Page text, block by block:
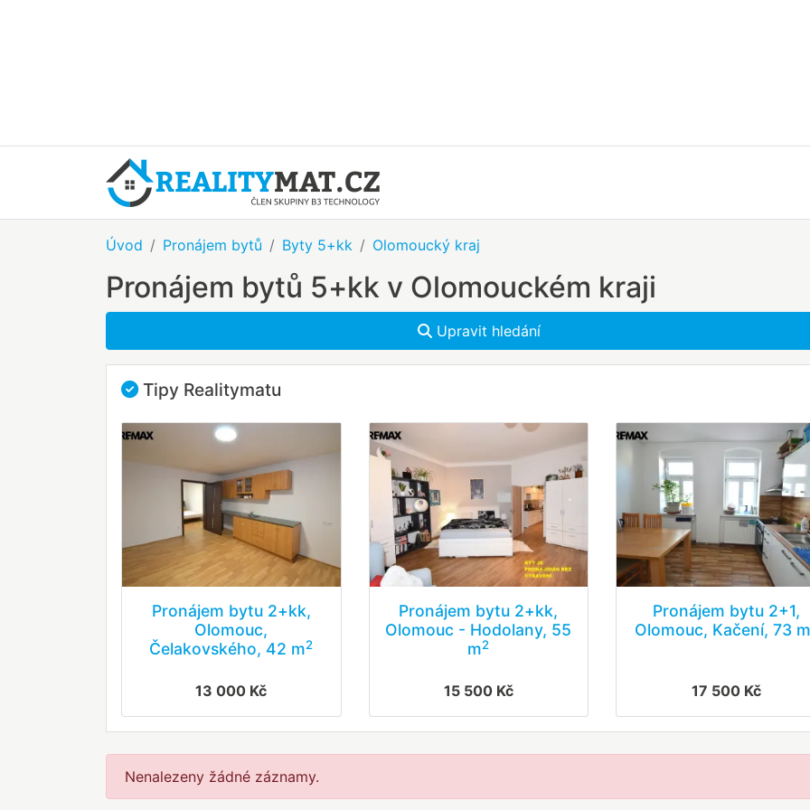
Úvod Pronájem bytů Byty 5+kk Olomoucký kraj
Pronájem bytů 5+kk v Olomouckém kraji
Upravit hledání
Tipy Realitymatu
Pronájem bytu 2+kk,
Olomouc,
Čelakovského, 42 m2
13 000 Kč
Pronájem bytu 2+kk,
Olomouc - Hodolany, 55
m2
15 500 Kč
Pronájem bytu 2+1,
Olomouc, Kačení, 73 m
17 500 Kč
Nenalezeny žádné záznamy.